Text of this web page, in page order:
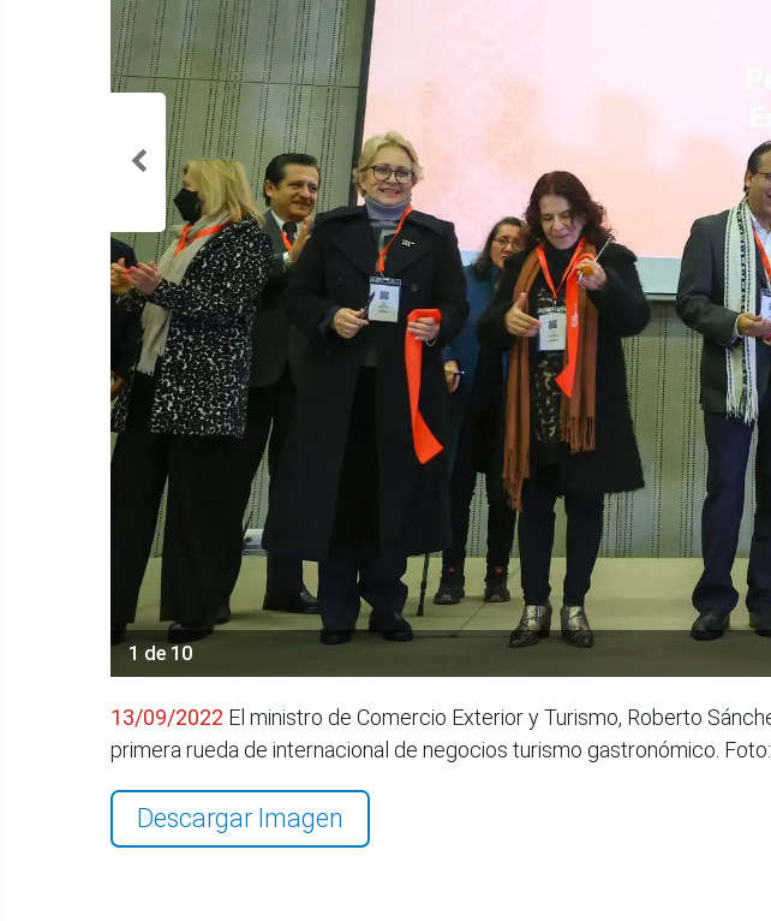
1 de 10
13/09/2022 El ministro de Comercio Exterior y Turismo, Roberto
primera rueda de internacional de negocios turismo gastronómico.
Descargar Imagen